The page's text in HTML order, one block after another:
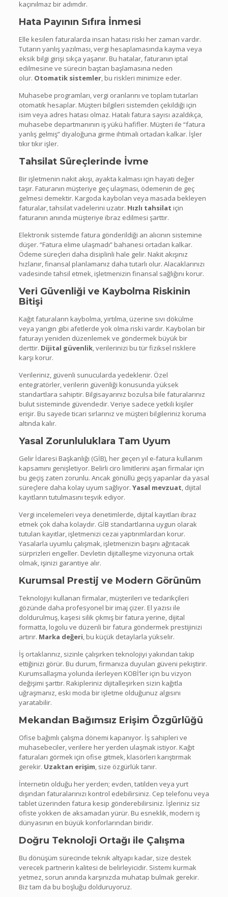
kaçınılmaz bir adımdır.
Hata Payının Sıfıra İnmesi
Elle kesilen faturalarda insan hatası riski her zaman vardır.
Tutarın yanlış yazılması, vergi hesaplamasında kayma veya
eksik bilgi girişi sıkça yaşanır. Bu hatalar, faturanın iptal
edilmesine ve sürecin baştan başlamasına neden
olur. Otomatik sistemler, bu riskleri minimize eder.
Muhasebe programları, vergi oranlarını ve toplam tutarları
otomatik hesaplar. Müşteri bilgileri sistemden çekildiği için
isim veya adres hatası olmaz. Hatalı fatura sayısı azaldıkça,
muhasebe departmanının iş yükü hafifler. Müşteri ile “fatura
yanlış gelmiş” diyaloğuna girme ihtimali ortadan kalkar. İşler
tıkır tıkır işler.
Tahsilat Süreçlerinde İvme
Bir işletmenin nakit akışı, ayakta kalması için hayati değer
taşır. Faturanın müşteriye geç ulaşması, ödemenin de geç
gelmesi demektir. Kargoda kaybolan veya masada bekleyen
faturalar, tahsilat vadelerini uzatır. Hızlı tahsilat için
faturanın anında müşteriye ibraz edilmesi şarttır.
Elektronik sistemde fatura gönderildiği an alıcının sistemine
düşer. “Fatura elime ulaşmadı” bahanesi ortadan kalkar.
Ödeme süreçleri daha disiplinli hale gelir. Nakit akışınız
hızlanır, finansal planlamanız daha tutarlı olur. Alacaklarınızı
vadesinde tahsil etmek, işletmenizin finansal sağlığını korur.
Veri Güvenliği ve Kaybolma Riskinin
Bitişi
Kağıt faturaların kaybolma, yırtılma, üzerine sıvı dökülme
veya yangın gibi afetlerde yok olma riski vardır. Kaybolan bir
faturayı yeniden düzenlemek ve göndermek büyük bir
derttir. Dijital güvenlik, verilerinizi bu tür fiziksel risklere
karşı korur.
Verileriniz, güvenli sunucularda yedeklenir. Özel
entegratörler, verilerin güvenliği konusunda yüksek
standartlara sahiptir. Bilgisayarınız bozulsa bile faturalarınız
bulut sisteminde güvendedir. Veriye sadece yetkili kişiler
erişir. Bu sayede ticari sırlarınız ve müşteri bilgileriniz koruma
altında kalır.
Yasal Zorunluluklara Tam Uyum
Gelir İdaresi Başkanlığı (GİB), her geçen yıl e-fatura kullanım
kapsamını genişletiyor. Belirli ciro limitlerini aşan firmalar için
bu geçiş zaten zorunlu. Ancak gönüllü geçiş yapanlar da yasal
süreçlere daha kolay uyum sağlıyor. Yasal mevzuat, dijital
kayıtların tutulmasını teşvik ediyor.
Vergi incelemeleri veya denetimlerde, dijital kayıtları ibraz
etmek çok daha kolaydır. GİB standartlarına uygun olarak
tutulan kayıtlar, işletmenizi cezai yaptırımlardan korur.
Yasalarla uyumlu çalışmak, işletmenizin başını ağrıtacak
sürprizleri engeller. Devletin dijitalleşme vizyonuna ortak
olmak, işinizi garantiye alır.
Kurumsal Prestij ve Modern Görünüm
Teknolojiyi kullanan firmalar, müşterileri ve tedarikçileri
gözünde daha profesyonel bir imaj çizer. El yazısı ile
doldurulmuş, kaşesi silik çıkmış bir fatura yerine, dijital
formatta, logolu ve düzenli bir fatura göndermek prestijinizi
artırır. Marka değeri, bu küçük detaylarla yükselir.
İş ortaklarınız, sizinle çalışırken teknolojiyi yakından takip
ettiğinizi görür. Bu durum, firmanıza duyulan güveni pekiştirir.
Kurumsallaşma yolunda ilerleyen KOBİ’ler için bu vizyon
değişimi şarttır. Rakipleriniz dijitalleşirken sizin kağıtla
uğraşmanız, eski moda bir işletme olduğunuz algısını
yaratabilir.
Mekandan Bağımsız Erişim Özgürlüğü
Ofise bağımlı çalışma dönemi kapanıyor. İş sahipleri ve
muhasebeciler, verilere her yerden ulaşmak istiyor. Kağıt
faturaları görmek için ofise gitmek, klasörleri karıştırmak
gerekir. Uzaktan erişim, size özgürlük tanır.
İnternetin olduğu her yerden; evden, tatilden veya yurt
dışından faturalarınızı kontrol edebilirsiniz. Cep telefonu veya
tablet üzerinden fatura kesip gönderebilirsiniz. İşleriniz siz
ofiste yokken de aksamadan yürür. Bu esneklik, modern iş
dünyasının en büyük konforlarından biridir.
Doğru Teknoloji Ortağı ile Çalışma
Bu dönüşüm sürecinde teknik altyapı kadar, size destek
verecek partnerin kalitesi de belirleyicidir. Sistemi kurmak
yetmez, sorun anında karşınızda muhatap bulmak gerekir.
Biz tam da bu boşluğu dolduruyoruz.